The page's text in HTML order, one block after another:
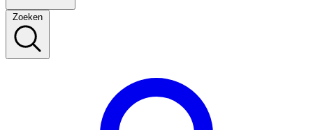
Zoeken